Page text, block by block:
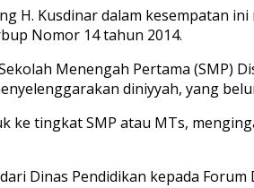
H. Kusdinar dalam kesempatan
Nomor 14 tahun 2014.
Menengah Pertama (SMP)
diniyyah, yang
ke tingkat SMP atau MTs,
Dinas Pendidikan kepada